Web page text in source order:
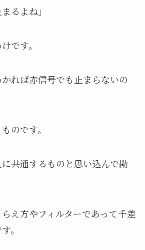
るよね」
です。
れば赤信号でも止まらないの
のです。
共通するものと思い込んで勘
え方やフィルターであって千差
。